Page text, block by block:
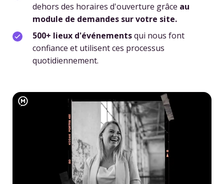
dehors des horaires d'ouverture grâce au
module de demandes sur votre site.
500+ lieux d'événementsqui nous font
confiance et utilisent ces processus
quotidiennement.